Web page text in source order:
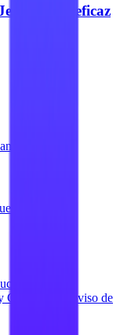
440 ML eficaz
ERP
y
Condiciones
Aviso de